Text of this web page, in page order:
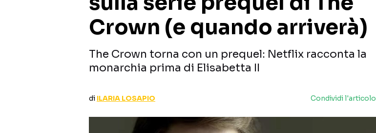
Crown (e quando arriverà)
The Crown torna con un prequel: Netflix racconta la
monarchia prima di Elisabetta II
di ILARIA LOSAPIO Condividi l'articolo